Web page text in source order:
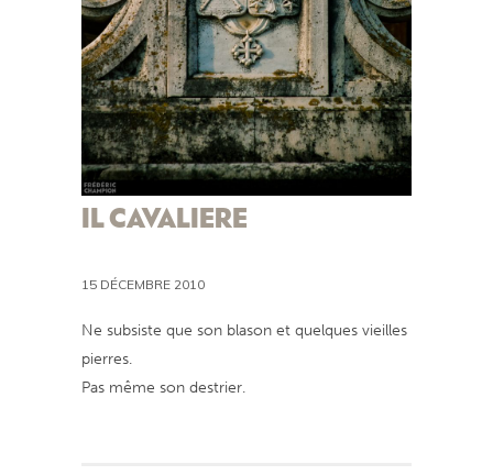
IL CAVALIERE
15 DÉCEMBRE 2010
Ne subsiste que son blason et quelques vieilles
pierres.
Pas même son destrier.